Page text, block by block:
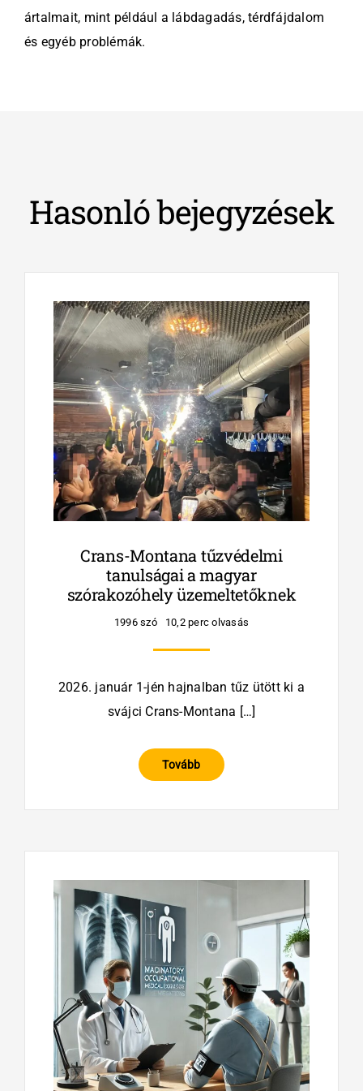
ártalmait, mint például a lábdagadás, térdfájdalom
és egyéb problémák.
Hasonló bejegyzések
Crans-Montana tűzvédelmi
tanulságai a magyar
szórakozóhely üzemeltetőknek
1996 szó 10,2 perc olvasás
2026. január 1-jén hajnalban tűz ütött ki a
svájci Crans-Montana […]
Tovább